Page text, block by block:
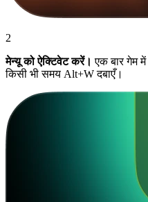
2
मेन्यू को ऐक्टिवेट करें। एक बार गेम
किसी भी समय Alt+W दबाएँ।